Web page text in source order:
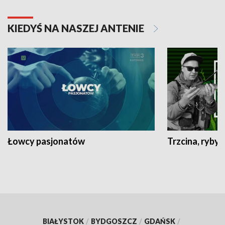
KIEDYŚ NA NASZEJ ANTENIE
Łowcy pasjonatów Trzcina, ryby
BIAŁYSTOK / BYDGOSZCZ / GDAŃSK /